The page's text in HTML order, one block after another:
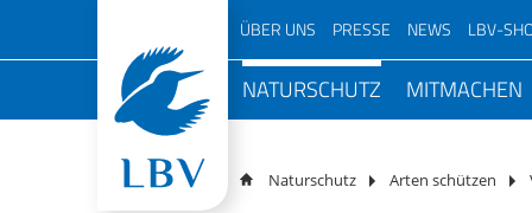
überspringen
ÜBER UNS
Über den LBV
LBV vor Ort
Podcast -
PRESSE
Pressemitteilungen
Magazin
NEWS LBV-
Navigation
überspringen
NATURSCHUTZ
Volksbegehren Artenvielfalt
MITMACHEN
LBV vor Ort
Naturschutz Arten schützen